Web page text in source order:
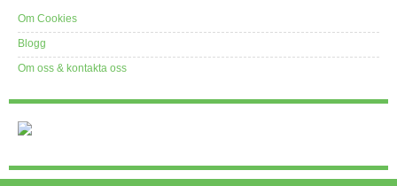
Om Cookies
Blogg
Om oss & kontakta oss